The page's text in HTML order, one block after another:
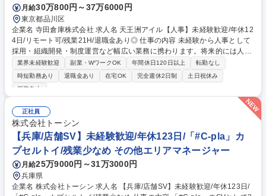
月給30万800円～37万6000円
東京都品川区
企業名 寺田倉庫株式会社 求人名 天王洲アイル【人事】未経験歓迎/年休12
4日/リモート可/残業21H/退職金あり◎ 仕事の内容 未経験から人事として
採用・組織開発・制度運営など幅広い業務に携わります。将来的には人事
ジェネラリストとして組織運営をリードしていただくことを期待しており
ます。 【業務の詳細】 ■新卒・中途・派遣・アルバイト採用業務 ■母集団
形成、選考管理、採用施策の企画・改善 ■組織開発施策の企画・実行サポ
事業部との連携による組織課題の解決支援 など 募集職種 天王洲アイル
【人事】未経験歓迎/年休124日/リモート可/残業21H/退職金あり◎
業界未経験歓迎 副業・WワークOK 年間休日120日以上
転勤なし
時短勤務あり
退職金あり 在宅OK 完全週休2日制
土日祝休み
服装自由
正社員
株式会社トーシン
【兵庫/店舗SV】未経験歓迎/年休123日/「#C-pla」カ
プセルトイ/残業少なめ その他エリアマネージャー
月給25万9000円～31万3000円
兵庫県
企業名 株式会社トーシン 求人名 【兵庫/店舗SV】未経験歓迎/年休123日/